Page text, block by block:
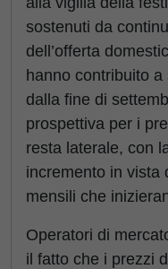
sostenuti da
dell’offerta
hanno contribuito a
dalla fine di
prospettiva per i
resta laterale, con
incremento in vista
mensili che
Operatori di
il fatto che i prezzi